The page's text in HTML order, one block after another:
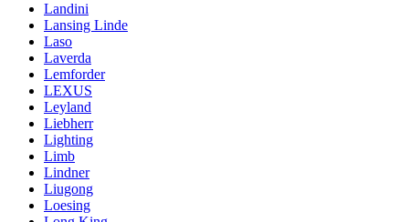
Landini
Lansing Linde
Laso
Laverda
Lemforder
LEXUS
Leyland
Liebherr
Lighting
Limb
Lindner
Liugong
Loesing